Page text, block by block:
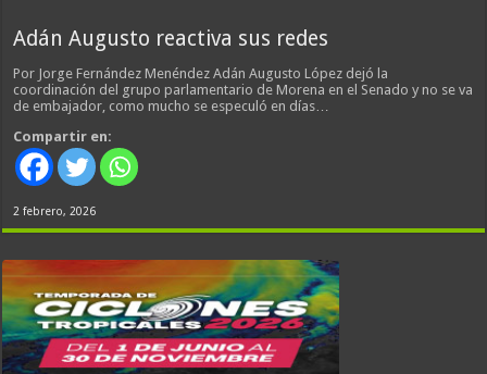
Adán Augusto reactiva sus redes
Por Jorge Fernández Menéndez Adán Augusto López dejó la
coordinación del grupo parlamentario de Morena en el Senado y no se va
de embajador, como mucho se especuló en días…
Compartir en:
2 febrero, 2026